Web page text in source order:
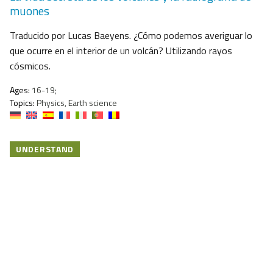
muones
Traducido por Lucas Baeyens. ¿Cómo podemos averiguar lo
que ocurre en el interior de un volcán? Utilizando rayos
cósmicos.
Ages: 16-19;
Topics:Physics, Earth science
UNDERSTAND